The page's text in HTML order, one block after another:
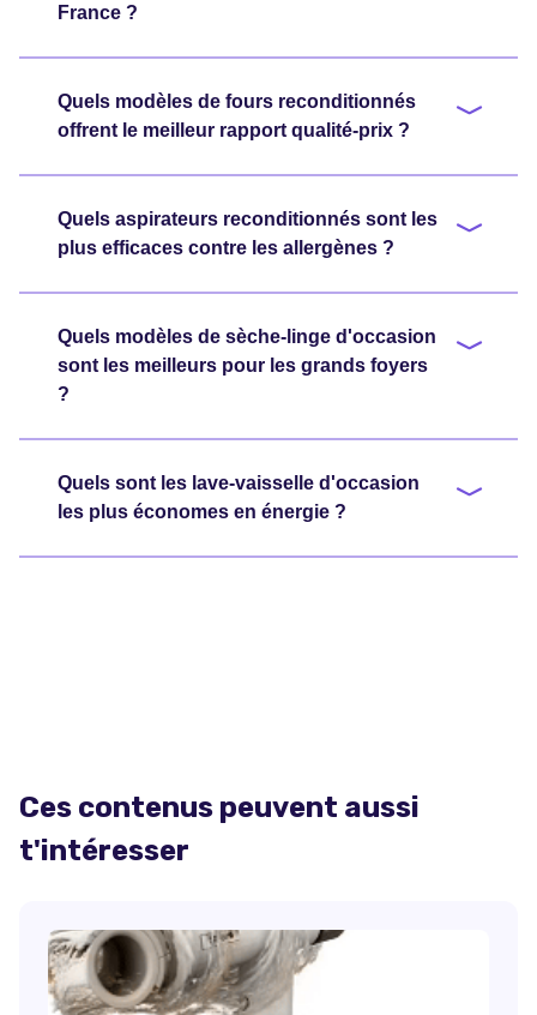
France ?
Quels modèles de fours reconditionnés
offrent le meilleur rapport qualité-prix ?
Quels aspirateurs reconditionnés sont les
plus efficaces contre les allergènes ?
Quels modèles de sèche-linge d'occasion
sont les meilleurs pour les grands foyers
?
Quels sont les lave-vaisselle d'occasion
les plus économes en énergie ?
Ces contenus peuvent aussi
t'intéresser